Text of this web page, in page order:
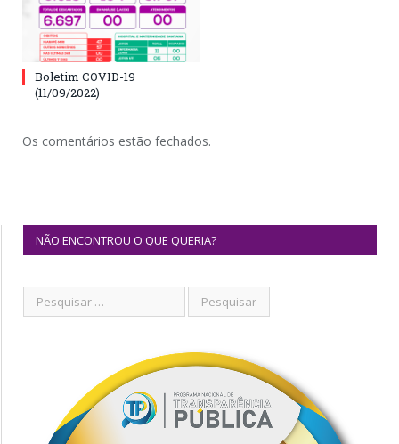
Boletim COVID-19
(11/09/2022)
Os comentários estão fechados.
NÃO ENCONTROU O QUE QUERIA?